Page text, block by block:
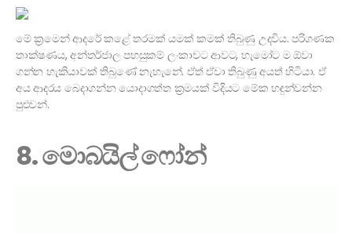
මේ ක්‍රමෙන් ආදරේ කළේ තරමක් යමක් කමක් තිබුණු උදවිය. පරිගණක
තාක්ෂණය, අන්තර්ජාල පහසුකම් ලංකාවට ආවට, හැමෝට ම ඕවා
ගන්න හැකියාවක් තිබුණේ නැහැනේ. ඒත් ඒවා තිබුණු අයත් හිටියා. ඒ
අය ආදරය බෙදාගන්න යොදාගත්ත ක්‍රමයක් විදියට මේක හඳුන්වන්න
පුළුවන්.
8. මොබයිල් ෆෝන්